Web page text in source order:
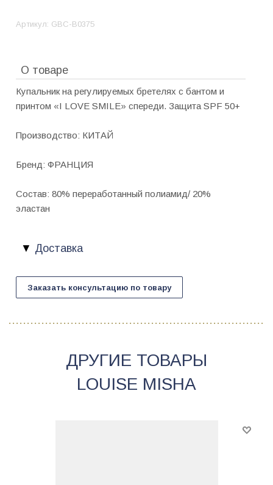
Артикул: GBC-B0375
О товаре
Купальник на регулируемых бретелях с бантом и
принтом «I LOVE SMILE» спереди. Защита SPF 50+
Производство: КИТАЙ
Бренд: ФРАНЦИЯ
Состав: 80% переработанный полиамид/ 20%
эластан
Доставка
Заказать консультацию по товару
ДРУГИЕ ТОВАРЫ
LOUISE MISHA